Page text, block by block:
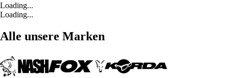
Loading...
Loading...
Alle unsere Marken